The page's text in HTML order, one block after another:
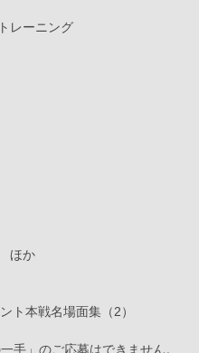
レーニング
ほか
ト本戦名場面集（2）
手」のご応募はできません。